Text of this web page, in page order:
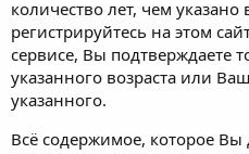
количество лет, чем
регистрируйтесь на этом
сервисе, Вы подтверждаете
указанного возраста или
указанного.
Всё содержимое, которое Вы